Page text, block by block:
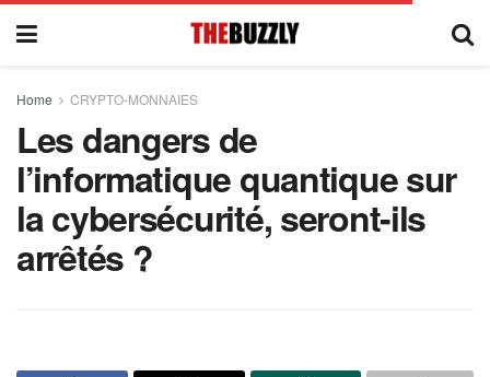
Home CRYPTO-MONNAIES
Les dangers de
l’informatique quantique sur
la cybersécurité, seront-ils
arrêtés ?